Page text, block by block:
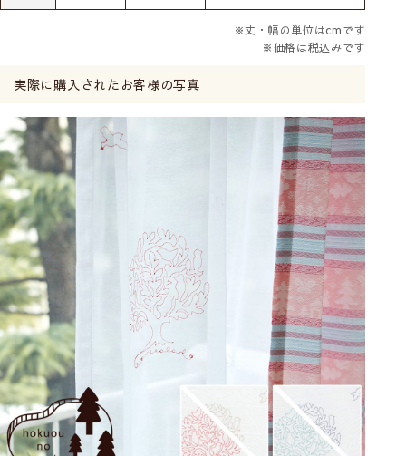
※丈・幅の単位はcmです
※価格は税込みです
実際に購入されたお客様の写真